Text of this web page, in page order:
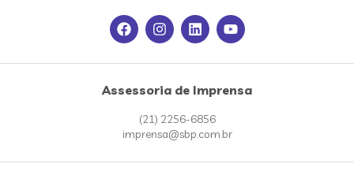
Assessoria de Imprensa
(21) 2256-6856
imprensa@sbp.com.br